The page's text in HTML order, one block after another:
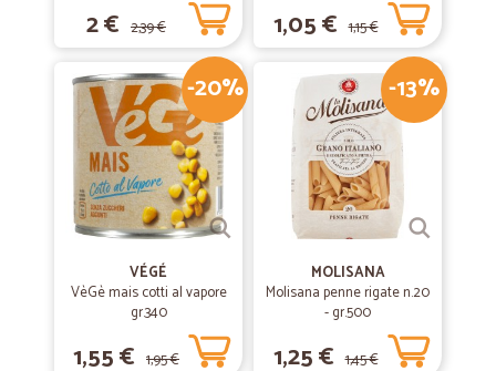
2 € 2,39 € 1,05 € 1,15 €
-20%
VÉGÉ
VèGè mais cotti al vapore
gr.340
1,55 € 1,95 €
-13%
MOLISANA
Molisana penne rigate n.20
- gr.500
1,25 € 1,45 €